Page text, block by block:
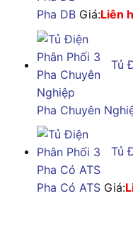
Pha DB Giá:Liên
Tủ
Pha Chuyên
Tủ
Pha Có ATS Giá: